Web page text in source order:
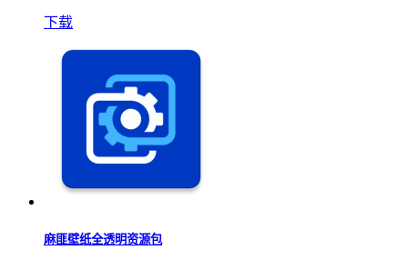
下载
麻匪壁纸全透明资源包